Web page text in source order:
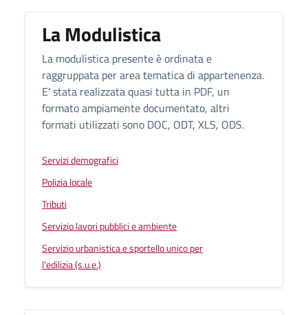
La Modulistica
La modulistica presente è ordinata e
raggruppata per area tematica di appartenenza.
E' stata realizzata quasi tutta in PDF, un
formato ampiamente documentato, altri
formati utilizzati sono DOC, ODT, XLS, ODS.
Servizi demografici
Polizia locale
Tributi
Servizio lavori pubblici e ambiente
Servizio urbanistica e sportello unico per
l'edilizia (s.u.e.)